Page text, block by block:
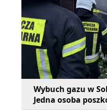
Wybuch gazu w
Jedna osoba